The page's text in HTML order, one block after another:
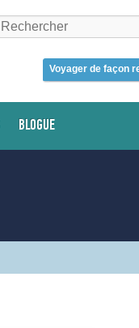
Voyager de façon
BLOGUE